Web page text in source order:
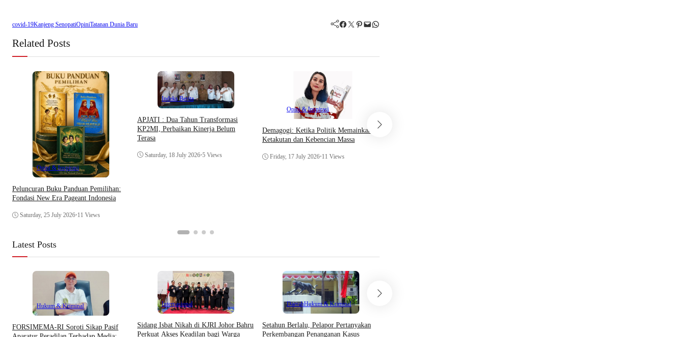
covid-19Kanjeng SenopatiOpiniTatanan Dunia Baru Facebook Twitter Pinterest Mail WhatsApp
Related Posts
Opini & Inspirasi
Peluncuran Buku Panduan Pemilihan:
Fondasi New Era Pageant Indonesia
Saturday, 25 July 2026•11 Views
Indeks Berita
APJATI : Dua Tahun Transformasi
KP2MI, Perbaikan Kinerja Belum
Terasa
Saturday, 18 July 2026•5 Views
Opini & Inspirasi
Demagogi: Ketika Politik Memainkan
Ketakutan dan Kebencian Massa
Friday, 17 July 2026•11 Views
Latest Posts
Hukum & Kriminal
​FORSIMEMA-RI Soroti Sikap Pasif
Internasional
Sidang Isbat Nikah di KJRI Johor Bahru
Perkuat Akses Keadilan bagi Warga
DaerahHukum & Kriminal
Setahun Berlalu, Pelapor Pertanyakan
Perkembangan Penanganan Kasus